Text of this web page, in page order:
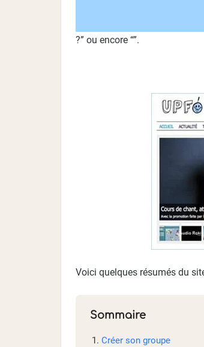
?” ou encore “”.
Voici quelques résumés du
Sommaire
Créer son groupe